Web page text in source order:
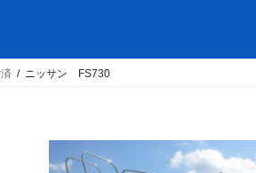
ニッサン FS730